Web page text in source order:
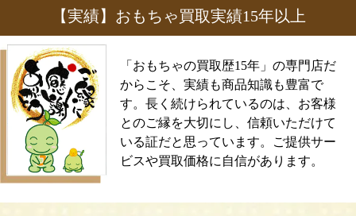
【実績】おもちゃ買取実績15年以上
「おもちゃの買取歴15年」の専門店だ
からこそ、実績も商品知識も豊富で
す。長く続けられているのは、お客様
とのご縁を大切にし、信頼いただけて
いる証だと思っています。ご提供サー
ビスや買取価格に自信があります。